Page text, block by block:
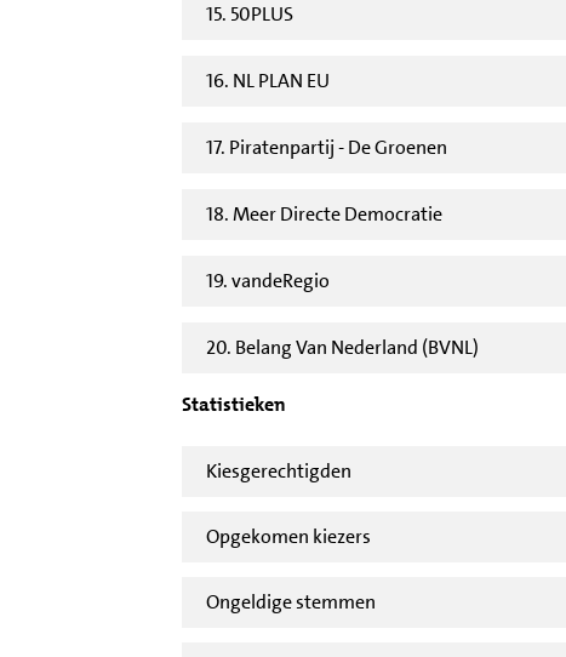
15. 50PLUS
16. NL PLAN EU
17. Piratenpartij - De Groenen
18. Meer Directe Democratie
19. vandeRegio
20. Belang Van Nederland (BVNL)
Statistieken
Kiesgerechtigden
Opgekomen kiezers
Ongeldige stemmen